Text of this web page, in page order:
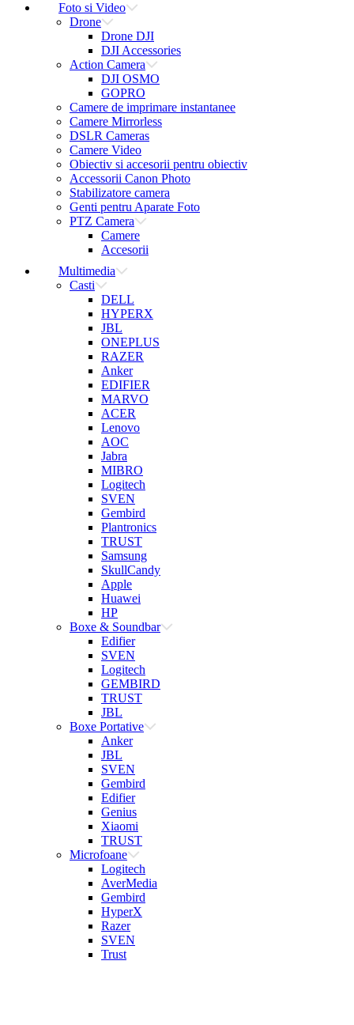
Foto si Video
Drone
Drone DJI
DJI Accessories
Action Camera
DJI OSMO
GOPRO
Camere de imprimare instantanee
Camere Mirrorless
DSLR Cameras
Camere Video
Obiectiv si accesorii pentru obiectiv
Accessorii Canon Photo
Stabilizatore camera
Genti pentru Aparate Foto
PTZ Camera
Camere
Accesorii
Multimedia
Casti
DELL
HYPERX
JBL
ONEPLUS
RAZER
Anker
EDIFIER
MARVO
ACER
Lenovo
AOC
Jabra
MIBRO
Logitech
SVEN
Gembird
Plantronics
TRUST
Samsung
SkullCandy
Apple
Huawei
HP
Boxe & Soundbar
Edifier
SVEN
Logitech
GEMBIRD
TRUST
JBL
Boxe Portative
Anker
JBL
SVEN
Gembird
Edifier
Genius
Xiaomi
TRUST
Microfoane
Logitech
AverMedia
Gembird
HyperX
Razer
SVEN
Trust